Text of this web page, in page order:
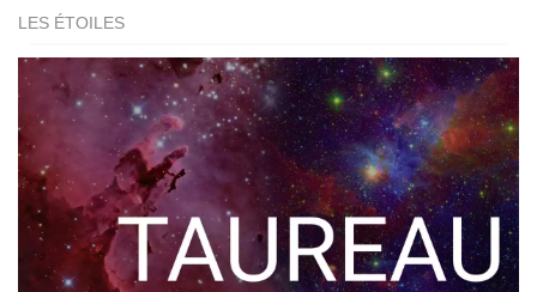
LES ÉTOILES